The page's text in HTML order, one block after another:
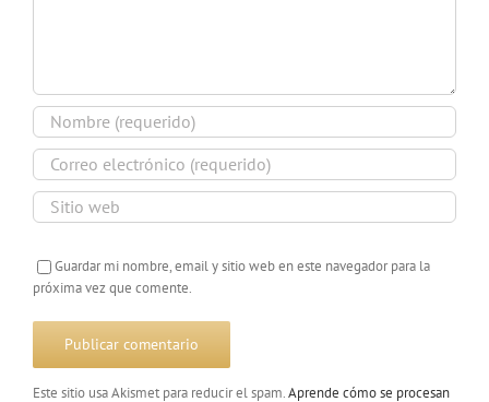
Guardar mi nombre, email y sitio web en este navegador para la
próxima vez que comente.
Este sitio usa Akismet para reducir el spam.Aprende cómo se procesan